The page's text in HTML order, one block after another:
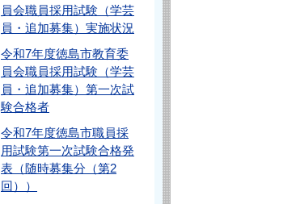
員会職員採用試験（学芸
員・追加募集）実施状況
令和7年度徳島市教育委
員会職員採用試験（学芸
員・追加募集）第一次試
験合格者
令和7年度徳島市職員採
用試験第一次試験合格発
表（随時募集分（第2
回））